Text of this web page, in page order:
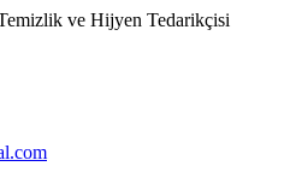
ve Hijyen Tedarikçisi